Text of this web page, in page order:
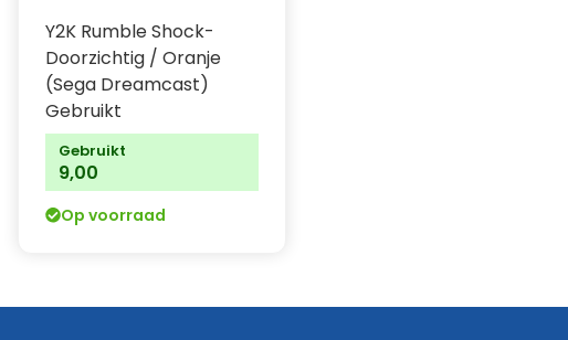
Y2K Rumble Shock-
Doorzichtig / Oranje
(Sega Dreamcast)
Gebruikt
Gebruikt
9,00
Op voorraad